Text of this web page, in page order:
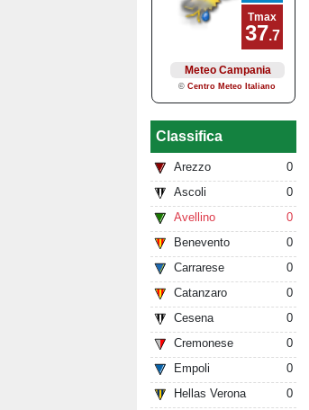
Classifica
Arezzo
0
Ascoli
0
Avellino
0
Benevento
0
Carrarese
0
Catanzaro
0
Cesena
0
Cremonese
0
Empoli
0
Hellas Verona
0